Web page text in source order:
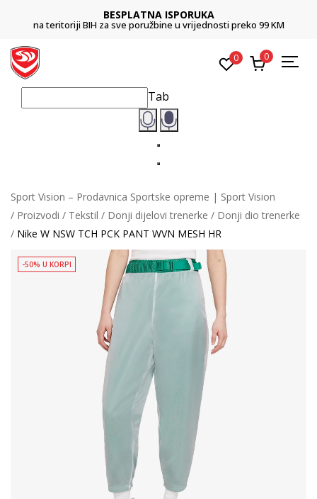
BESPLATNA ISPORUKA
na teritoriji BIH za sve poružbine u vrijednosti preko 99 KM
0 0
Tab
Sport Vision – Prodavnica Sportske opreme | Sport Vision
Proizvodi
Tekstil Donji dijelovi trenerke
Donji dio trenerke
Nike W NSW TCH PCK PANT WVN MESH HR
-50% U KORPI